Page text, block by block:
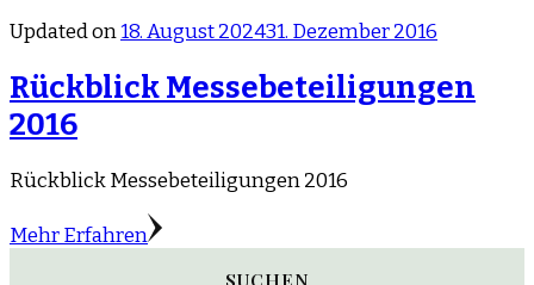
Updated on18. August 202431. Dezember 2016
Rückblick Messebeteiligungen
2016
Rückblick Messebeteiligungen 2016
Mehr Erfahren
SUCHEN